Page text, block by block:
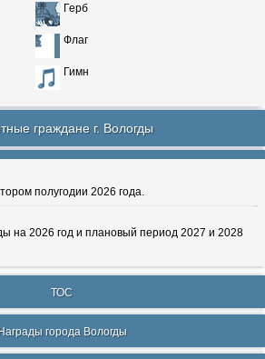
Герб
Флаг
Гимн
граждане г. Вологды
полугодии 2026 года.
на 2026 год и плановый период 2027 и 2028
ТОС
Награды города Вологды